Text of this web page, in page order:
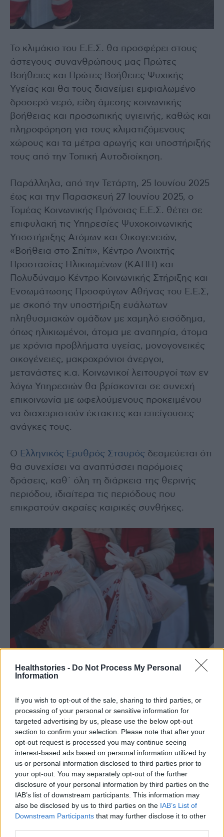
Healthstories - Do Not Process My Personal
Information
If you wish to opt-out of the sale, sharing to third parties, or
processing of your personal or sensitive information for
targeted advertising by us, please use the below opt-out
section to confirm your selection. Please note that after your
opt-out request is processed you may continue seeing
interest-based ads based on personal information utilized by
us or personal information disclosed to third parties prior to
your opt-out. You may separately opt-out of the further
disclosure of your personal information by third parties on the
IAB’s list of downstream participants. This information may
also be disclosed by us to third parties on the IAB’s List of
Downstream Participants that may further disclose it to other
Το κλιμάκιο του Ε.Ε.Σ. θα προσφέρει στους
άστεγους συνανθρώπους μας Πρώτες
Βοήθειες και Πρώτες Βοήθειες Ψυχικής
Υγείας και θα τους διανείμει εμφιαλωμένο
δροσερό νερό, είδη άμεσης κοινωνικής
βοήθειας και προσωπικής υγιεινής, καθώς και
πληροφόρηση για τους κλιματιζόμενους
χώρους και τα μέτρα αρωγής και υποστήριξής
τους από την Τοπική Αυτοδιοίκηση.
Παράλληλα, από την Τετάρτη, 25 Ιουνίου 2025
έως και την Παρασκευή 27 Ιουνίου 2025, ο
Τομέας Κοινωνικής Πρόνοιας Ε.Ε.Σ. θέτει σε
επιφυλακή τις Υπηρεσίες Ψυχοκοινωνικής
Υποστήριξης Ατόμων και Οικογενειών,
«Βοήθεια στο Σπίτι», Κέντρο Ανοιχτής
Προστασίας Ηλικιωμένων (ΚΑΠΗ) και
Πολυδύναμο Κέντρο Κοινωνικής Στήριξης και
Ενσωμάτωσης Προσφύγων Αθήνας του Ε.Ε.Σ,
με σκοπό την υποστήριξη ευάλωτων
πληθυσμιακών ομάδων με χαμηλό εισόδημα,
όπως ηλικιωμένοι, άτομα με αναπηρία, άτομα
με χρόνια προβλήματα υγείας, μονογονεικές
οικογένειες, μακροχρόνιοι άνεργοι,
μετανάστες κ.α. Κοινωνικοί λειτουργοί των εν
λόγω Υπηρεσιών θα βρίσκονται σε συνεχή
επικοινωνία με ωφελούμενους προκειμένου
να διαχειριστούν έκτακτες και επείγουσες
ανάγκες τους.
Ο Ελληνικός Ερυθρός Σταυρός δεσμεύεται ότι
θα συνεχίσει να αναπτύσσει παρόμοιες
δράσεις, καθ΄ όλη τη διάρκεια της θερινής
περιόδου, ιδιαίτερα τις περιόδους που
επικρατούν ακραίες καιρικές συνθήκες.
Διαβάστε επίσης
Πρόωρη Ωοθηκική Ανεπάρκεια: Τι είναι και
γιατί αυξάνεται τα τελευταία χρόνια
ΕΙΝΑΠ προς 1η ΥΠΕ: Να σταματήσει η
καθημερινή εφημέρευση – Οι προτάσεις